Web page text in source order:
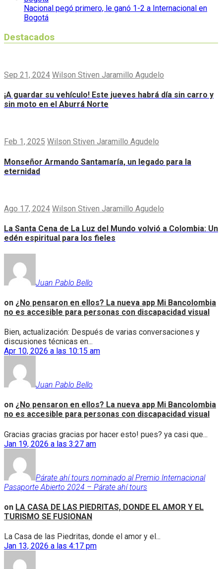
Nacional pegó primero, le ganó 1-2 a Internacional en
Bogotá
Destacados
Sep 21, 2024 Wilson Stiven Jaramillo Agudelo
¡A guardar su vehículo! Este jueves habrá día sin carro y
sin moto en el Aburrá Norte
Feb 1, 2025 Wilson Stiven Jaramillo Agudelo
Monseñor Armando Santamaría, un legado para la
eternidad
Ago 17, 2024 Wilson Stiven Jaramillo Agudelo
La Santa Cena de La Luz del Mundo volvió a Colombia: Un
edén espiritual para los fieles
Juan Pablo Bello
on ¿No pensaron en ellos? La nueva app Mi Bancolombia
no es accesible para personas con discapacidad visual
Bien, actualización: Después de varias conversaciones y
discusiones técnicas en...
Apr 10, 2026 a las 10:15 am
Juan Pablo Bello
on ¿No pensaron en ellos? La nueva app Mi Bancolombia
no es accesible para personas con discapacidad visual
Gracias gracias gracias por hacer esto! pues? ya casi que...
Jan 19, 2026 a las 3:27 am
Párate ahí tours nominado al Premio Internacional
Pasaporte Abierto 2024 – Párate ahí tours
on LA CASA DE LAS PIEDRITAS, DONDE EL AMOR Y EL
TURISMO SE FUSIONAN
La Casa de las Piedritas, donde el amor y el...
Jan 13, 2026 a las 4:17 pm